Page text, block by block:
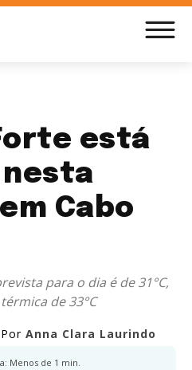
está
Cabo
para o dia é de 31°C,
de 33°C
Por Anna Clara Laurindo
Menos de 1 min.